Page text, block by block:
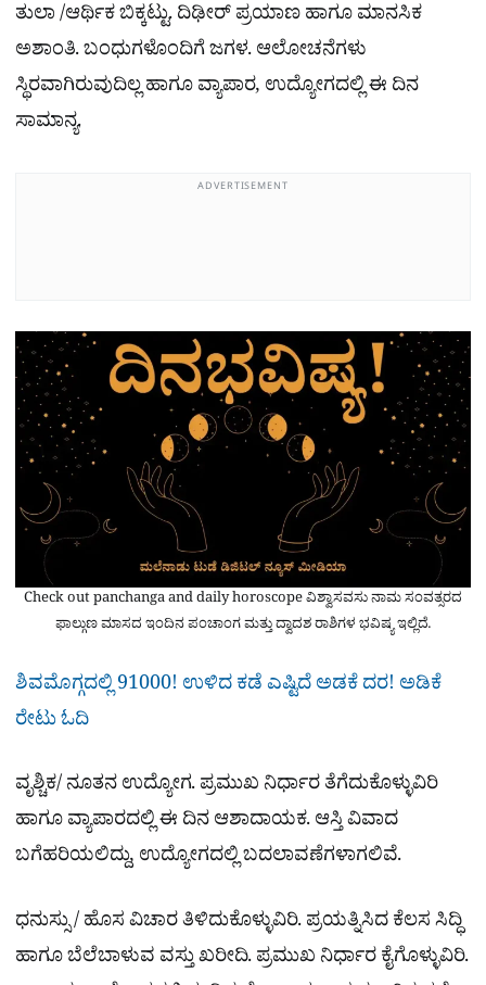
ತುಲಾ /ಆರ್ಥಿಕ ಬಿಕ್ಕಟ್ಟು. ದಿಢೀರ್ ಪ್ರಯಾಣ ಹಾಗೂ ಮಾನಸಿಕ
ಅಶಾಂತಿ. ಬಂಧುಗಳೊಂದಿಗೆ ಜಗಳ. ಆಲೋಚನೆಗಳು
ಸ್ಥಿರವಾಗಿರುವುದಿಲ್ಲ ಹಾಗೂ ವ್ಯಾಪಾರ, ಉದ್ಯೋಗದಲ್ಲಿ ಈ ದಿನ
ಸಾಮಾನ್ಯ.
ADVERTISEMENT
Check out panchanga and daily horoscope ವಿಶ್ವಾಸವಸು ನಾಮ ಸಂವತ್ಸರದ
ಫಾಲ್ಗುಣ ಮಾಸದ ಇಂದಿನ ಪಂಚಾಂಗ ಮತ್ತು ದ್ವಾದಶ ರಾಶಿಗಳ ಭವಿಷ್ಯ ಇಲ್ಲಿದೆ.
ಶಿವಮೊಗ್ಗದಲ್ಲಿ 91000! ಉಳಿದ ಕಡೆ ಎಷ್ಟಿದೆ ಅಡಕೆ ದರ! ಅಡಿಕೆ
ರೇಟು ಓದಿ
ವೃಶ್ಚಿಕ/ ನೂತನ ಉದ್ಯೋಗ. ಪ್ರಮುಖ ನಿರ್ಧಾರ ತೆಗೆದುಕೊಳ್ಳುವಿರಿ
ಹಾಗೂ ವ್ಯಾಪಾರದಲ್ಲಿ ಈ ದಿನ ಆಶಾದಾಯಕ. ಆಸ್ತಿ ವಿವಾದ
ಬಗೆಹರಿಯಲಿದ್ದು, ಉದ್ಯೋಗದಲ್ಲಿ ಬದಲಾವಣೆಗಳಾಗಲಿವೆ.
ಧನುಸ್ಸು / ಹೊಸ ವಿಚಾರ ತಿಳಿದುಕೊಳ್ಳುವಿರಿ. ಪ್ರಯತ್ನಿಸಿದ ಕೆಲಸ ಸಿದ್ಧಿ
ಹಾಗೂ ಬೆಲೆಬಾಳುವ ವಸ್ತು ಖರೀದಿ. ಪ್ರಮುಖ ನಿರ್ಧಾರ ಕೈಗೊಳ್ಳುವಿರಿ.